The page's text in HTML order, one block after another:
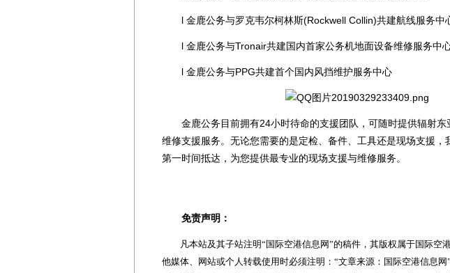
l 金鹿公务与罗克韦尔柯林斯(Rockwell Collin)共建航线服务中
l 金鹿公务与Tronair共建国内首家公务机地面设备维修服务中
l 金鹿公务与PPG共建首个国内风挡维护服务中心
金鹿公务目前拥有24小时待命的支援团队，可随时提供辐射东
维修支援服务。无论您需要的是定检、备件、工具还是现场支援，
第一时间抵达，为您提供最专业的现场支援与维修服务。
免责声明：
凡本站及其子站注明“国际空港信息网”的稿件，其版权属于国际空
他媒体、网站或个人转载使用时必须注明：“文章来源：国际空港信息